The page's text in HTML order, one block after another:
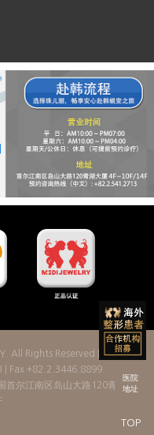
. All Rights Reserved | License: 2
| Fax +82.2.3446.8899
首尔江南区岛山大路120青湖大厦
医院
地址
TOP